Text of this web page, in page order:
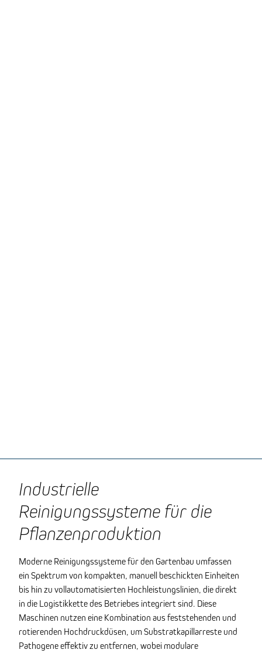
Industrielle
Reinigungssysteme für die
Pflanzenproduktion
Moderne Reinigungssysteme für den Gartenbau umfassen
ein Spektrum von kompakten, manuell beschickten Einheiten
bis hin zu vollautomatisierten Hochleistungslinien, die direkt
in die Logistikkette des Betriebes integriert sind. Diese
Maschinen nutzen eine Kombination aus feststehenden und
rotierenden Hochdruckdüsen, um Substratkapillarreste und
Pathogene effektiv zu entfernen, wobei modulare